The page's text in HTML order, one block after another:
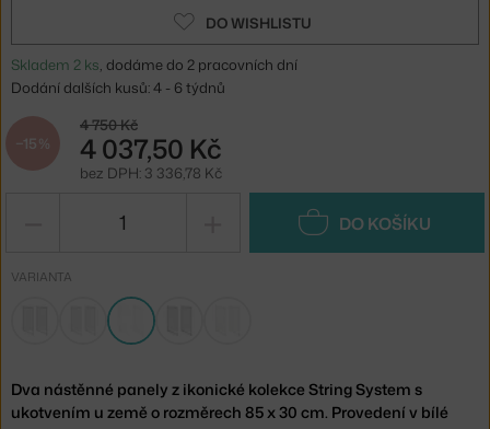
DO WISHLISTU
Skladem 2 ks, dodáme do 2 pracovních dní
Dodání dalších kusů: 4 - 6 týdnů
−15 %
4 750 Kč
4 037,50 Kč
bez DPH: 3 336,78 Kč
DO KOŠÍKU
VARIANTA
Dva nástěnné panely z ikonické kolekce String System s
ukotvením u země o rozměrech 85 x 30 cm. Provedení v bílé